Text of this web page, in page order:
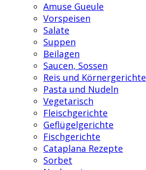
Amuse Gueule
Vorspeisen
Salate
Suppen
Beilagen
Saucen, Sossen
Reis und Körnergerichte
Pasta und Nudeln
Vegetarisch
Fleischgerichte
Geflügelgerichte
Fischgerichte
Cataplana Rezepte
Sorbet